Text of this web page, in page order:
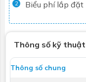
2 Biểu phí lắp đặt
Thông số kỹ thuật
Thông số chung